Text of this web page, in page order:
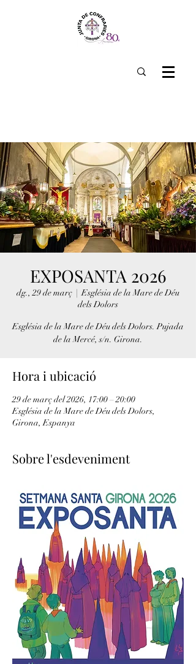
EXPOSANTA 2026
dg., 29 de març
  |
Església de la Mare de Déu
dels Dolors
Església de la Mare de Déu dels Dolors. Pujada
de la Mercé, s/n. Girona.
Hora i ubicació
29 de març del 2026, 17:00 – 20:00
Església de la Mare de Déu dels Dolors,
Girona, Espanya
Sobre l'esdeveniment